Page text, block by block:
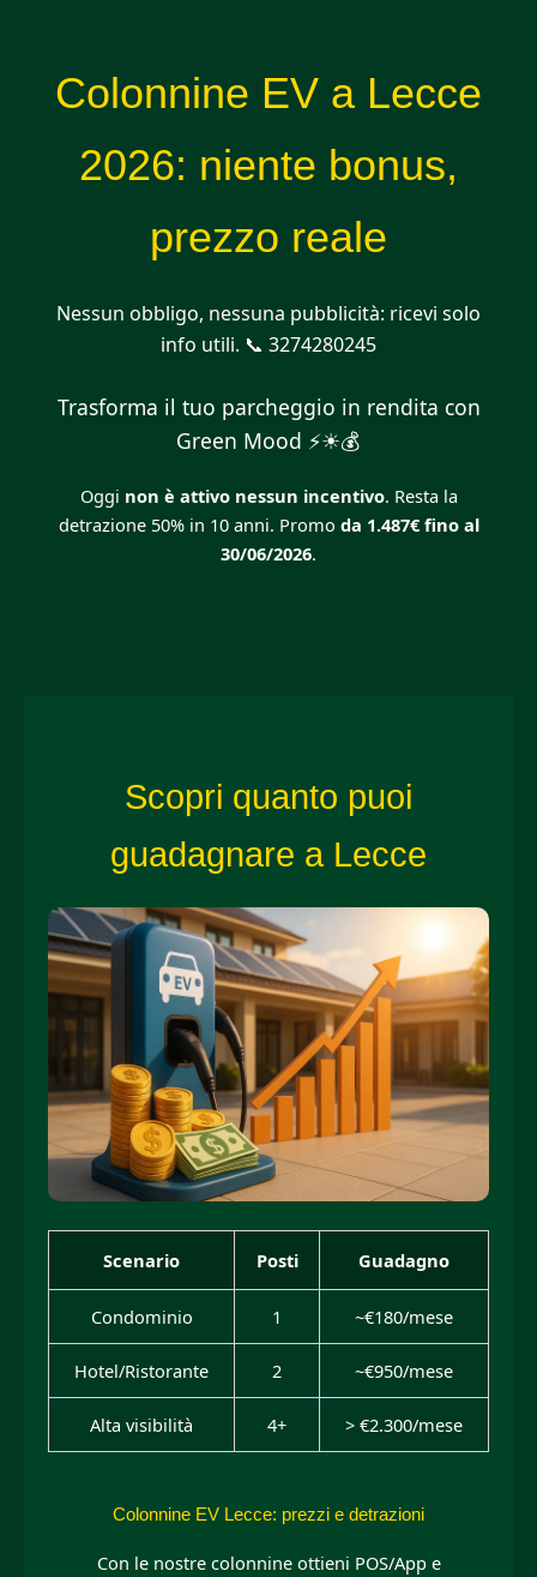
Colonnine EV a Lecce
2026: niente bonus,
prezzo reale
Nessun obbligo, nessuna pubblicità: ricevi solo
info utili. 📞 3274280245
Trasforma il tuo parcheggio in rendita con
Green Mood ⚡☀💰
Oggi non è attivo nessun incentivo. Resta la
detrazione 50% in 10 anni. Promo da 1.487€ fino al
30/06/2026.
Scopri quanto puoi
guadagnare a Lecce
Scenario Posti Guadagno
Condominio 1 ~€180/mese
Hotel/Ristorante 2 ~€950/mese
Alta visibilità 4+ > €2.300/mese
Colonnine EV Lecce: prezzi e detrazioni
Con le nostre colonnine ottieni POS/App e